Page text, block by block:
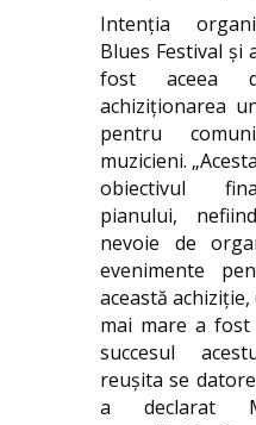
Intenția
Blues Festival și
fost
achiziționarea
pentru
muzicieni.
obiectivul
pianului,
nevoie de
evenimente
această
mai mare a
succesul
reuşita se
a declarat